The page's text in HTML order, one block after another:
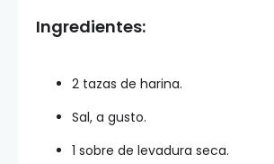
Ingredientes:
2 tazas de harina.
Sal, a gusto.
1 sobre de levadura seca.